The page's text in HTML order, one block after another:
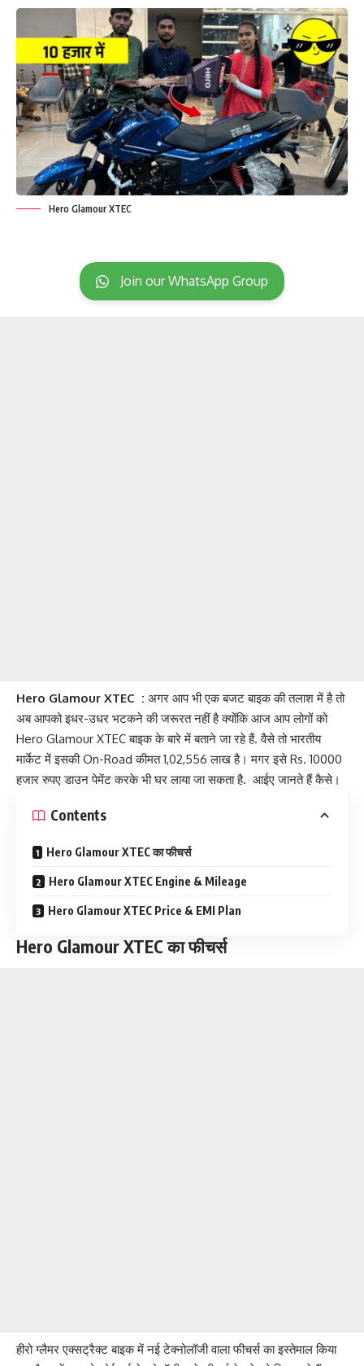
Hero Glamour XTEC
Join our WhatsApp Group
Hero Glamour XTEC : अगर आप भी एक बजट बाइक की तलाश में है तो
अब आपको इधर-उधर भटकने की जरूरत नहीं है क्योंकि आज आप लोगों को
Hero Glamour XTEC बाइक के बारे में बताने जा रहे हैं. वैसे तो भारतीय
मार्केट में इसकी On-Road कीमत 1,02,556 लाख है। मगर इसे Rs. 10000
हजार रुपए डाउन पेमेंट करके भी घर लाया जा सकता है. आईए जानते हैं कैसे।
Contents
Hero Glamour XTEC का फीचर्स
Hero Glamour XTEC Engine & Mileage
Hero Glamour XTEC Price & EMI Plan
Hero Glamour XTEC का फीचर्स
हीरो ग्लैमर एक्सट्रैक्ट बाइक में नई टेक्नोलॉजी वाला फीचर्स का इस्तेमाल किया